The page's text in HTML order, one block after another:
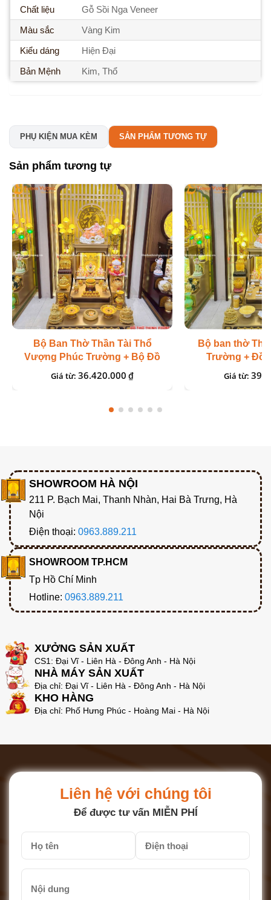
Chất liệu
Gỗ Sồi Nga Veneer
Màu sắc
Vàng Kim
Kiểu dáng
Hiện Đại
Bản Mệnh
Kim, Thổ
PHỤ KIỆN MUA KÈM SẢN PHẨM TƯƠNG TỰ
Sản phẩm tương tự
Bộ Ban Thờ Thần Tài Thổ
Vượng Phúc Trường + Bộ Đồ
Sứ Cao Cấp Gấm Vàng
Giá từ:36.420.000 ₫
Bộ ban thờ
Trường + Đồ
Cao
Giá từ:
SHOWROOM HÀ NỘI
211 P. Bạch Mai, Thanh Nhàn, Hai Bà Trưng, Hà
Nội
Điện thoại: 0963.889.211
SHOWROOM TP.HCM
Tp Hồ Chí Minh
Hotline: 0963.889.211
XƯỞNG SẢN XUẤT
CS1: Đại Vĩ - Liên Hà - Đông Anh - Hà Nội
NHÀ MÁY SẢN XUẤT
Địa chỉ: Đại Vĩ - Liên Hà - Đông Anh - Hà Nội
KHO HÀNG
Địa chỉ: Phố Hưng Phúc - Hoàng Mai - Hà Nội
Liên hệ với chúng tôi
Để được tư vấn MIỄN PHÍ